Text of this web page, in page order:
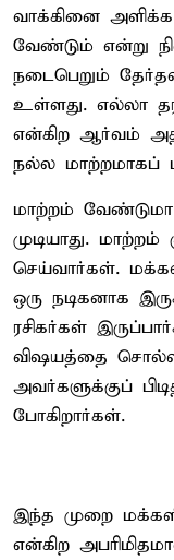
வாக்கினை
வேண்டும் என்று
நடைபெறும்
உள்ளது. எல்லா
என்கிற ஆர்வம்
நல்ல மாற்றமாகப்
மாற்றம்
முடியாது. மாற்றம்
செய்வார்கள்.
ஒரு நடிகனாக
ரசிகர்கள்
விஷயத்தை சொல்ல
அவர்களுக்குப்
போகிறார்கள்.
இந்த முறை
என்கிற